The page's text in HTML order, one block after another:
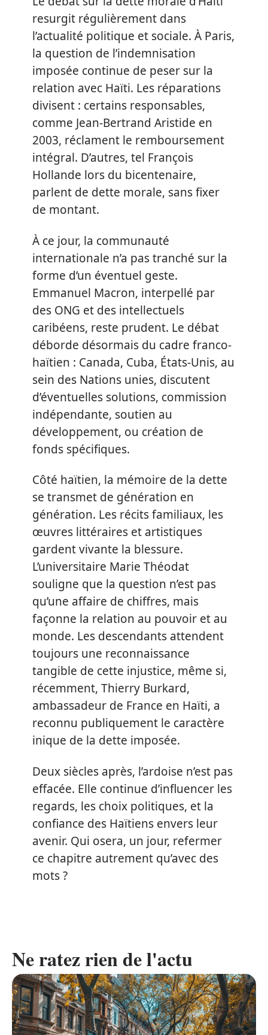
resurgit régulièrement dans
l’actualité politique et sociale. À Paris,
la question de l’indemnisation
imposée continue de peser sur la
relation avec Haïti. Les réparations
divisent : certains responsables,
comme Jean-Bertrand Aristide en
2003, réclament le remboursement
intégral. D’autres, tel François
Hollande lors du bicentenaire,
parlent de dette morale, sans fixer
de montant.
À ce jour, la communauté
internationale n’a pas tranché sur la
forme d’un éventuel geste.
Emmanuel Macron, interpellé par
des ONG et des intellectuels
caribéens, reste prudent. Le débat
déborde désormais du cadre franco-
haïtien : Canada, Cuba, États-Unis, au
sein des Nations unies, discutent
d’éventuelles solutions, commission
indépendante, soutien au
développement, ou création de
fonds spécifiques.
Côté haïtien, la mémoire de la dette
se transmet de génération en
génération. Les récits familiaux, les
œuvres littéraires et artistiques
gardent vivante la blessure.
L’universitaire Marie Théodat
souligne que la question n’est pas
qu’une affaire de chiffres, mais
façonne la relation au pouvoir et au
monde. Les descendants attendent
toujours une reconnaissance
tangible de cette injustice, même si,
récemment, Thierry Burkard,
ambassadeur de France en Haïti, a
reconnu publiquement le caractère
inique de la dette imposée.
Deux siècles après, l’ardoise n’est pas
effacée. Elle continue d’influencer les
regards, les choix politiques, et la
confiance des Haïtiens envers leur
avenir. Qui osera, un jour, refermer
ce chapitre autrement qu’avec des
mots ?
Ne ratez rien de l'actu